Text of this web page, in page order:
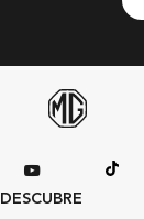
DESCUBRE